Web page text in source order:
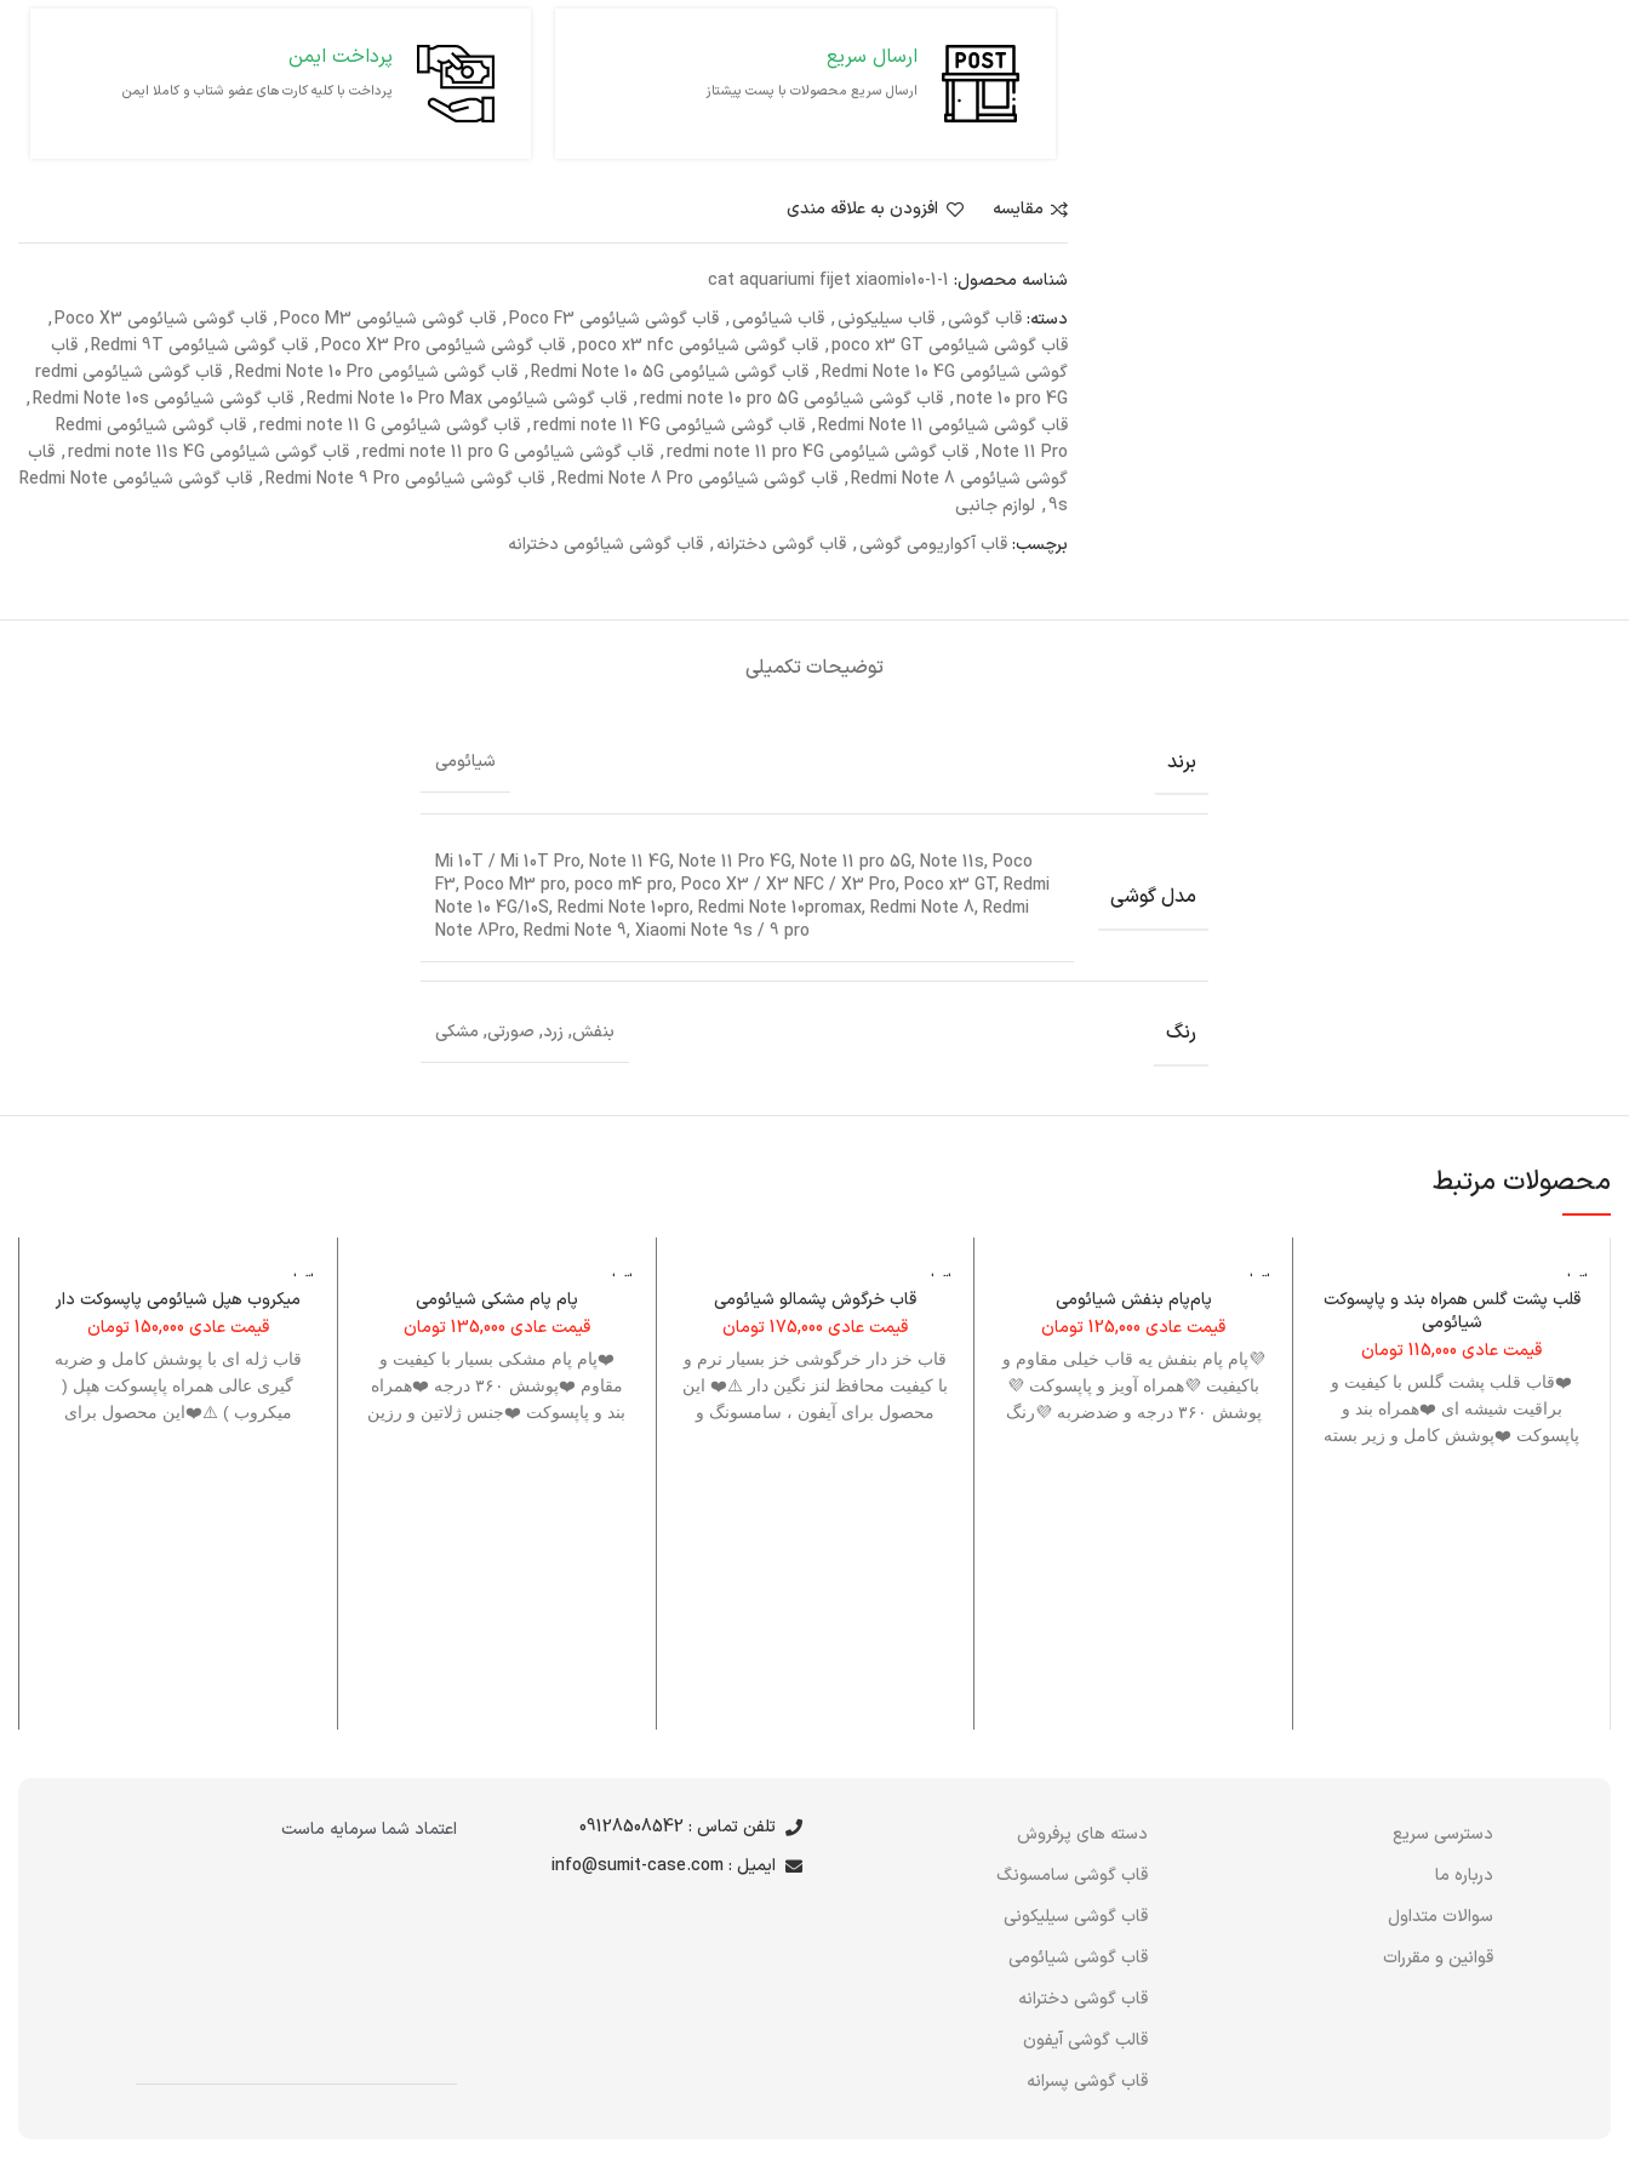
ارسال سریع
ارسال سریع محصولات با پست پیشتاز
پرداخت ایمن
پرداخت با کلیه کارت های عضو شتاب و کاملا ایمن
مقايسه افزودن به علاقه مندی
شناسه محصول: cat aquariumi fijet xiaomi010-1-1
دسته:قاب گوشی, قاب سیلیکونی, قاب شیائومی, قاب گوشی شیائومی Poco F3 , قاب گوشی شیائومی Poco M3 , قاب گوشی شیائومی Poco X3
,
قاب گوشی شیائومی poco x3 GT
, قاب گوشی شیائومی poco x3 nfc , قاب گوشی شیائومی Poco X3 Pro , قاب گوشی شیائومی Redmi 9T , قاب
گوشی شیائومی Redmi Note 10 4G
, قاب گوشی شیائومی Redmi Note 10 5G , قاب گوشی شیائومی Redmi Note 10 Pro ,
قاب گوشی شیائومی redmi
note 10 pro 4G
, قاب گوشی شیائومی redmi note 10 pro 5G , قاب گوشی شیائومی Redmi Note 10 Pro Max , قاب گوشی شیائومی Redmi Note 10s
,
قاب گوشی شیائومی Redmi Note 11
, قاب گوشی شیائومی redmi note 11 4G , قاب گوشی شیائومی redmi note 11 G ,
قاب گوشی شیائومی Redmi
Note 11 Pro
, قاب گوشی شیائومی redmi note 11 pro 4G , قاب گوشی شیائومی redmi note 11 pro G , قاب گوشی شیائومی redmi note 11s 4G , قاب
گوشی شیائومی Redmi Note 8
, قاب گوشی شیائومی Redmi Note 8 Pro , قاب گوشی شیائومی Redmi Note 9 Pro ,
قاب گوشی شیائومی Redmi Note
9s
, لوازم جانبی
برچسب:قاب آکواریومی گوشی, قاب گوشی دخترانه, قاب گوشی شیائومی دخترانه
توضیحات تکمیلی
برند شیائومی
مدل گوشي
Mi 10T / Mi 10T Pro, Note 11 4G, Note 11 Pro 4G, Note 11 pro 5G, Note 11s, Poco
F3, Poco M3 pro, poco m4 pro, Poco X3 / X3 NFC / X3 Pro, Poco x3 GT, Redmi
Note 10 4G/10S, Redmi Note 10pro, Redmi Note 10promax, Redmi Note 8, Redmi
Note 8Pro, Redmi Note 9, Xiaomi Note 9s / 9 pro
رنگ بنفش, زرد, صورتی, مشکی
محصولات مرتبط
اتمام م
وجودی
قلب پشت گلس همراه بند و پاپسوکت
شیائومی
قیمت عادی115,000تومان
❤️قاب قلب پشت گلس با کیفیت و
براقیت شیشه ای ❤️همراه بند و
پاپسوکت ❤️پوشش کامل و زیر بسته
اتمام م
پام‌پام بنفش شیائومی
قیمت عادی125,000 تومان
💜پام پام بنفش یه قاب خیلی مقاوم و
باکیفیت 💜همراه آویز و پاپسوکت 💜
پوشش ۳۶۰ درجه و ضدضربه 💜رنگ
اتمام م
وجودیقاب خرگوش پشمالو شیائومی
قیمت عادی175,000تومان
قاب خز دار خرگوشی خز بسیار نرم و
با کیفیت محافظ لنز نگین دار ⚠️❤️ این
محصول برای آیفون ، سامسونگ و
اتمام م
پام پام مشکی شیائومی
قیمت عادی135,000 تومان
❤️پام پام مشکی بسیار با کیفیت و
مقاوم ❤️پوشش ۳۶۰ درجه ❤️همراه
بند و پاپسوکت ❤️جنس ژلاتین و رزین
اتمام م
وجودی
میکروب هپل شیائومی پاپسوکت دار
قیمت عادی150,000تومان
قاب ژله ای با پوشش کامل و ضربه
گیری عالی همراه پاپسوکت هپل (
میکروب ) ⚠️❤️این محصول برای
دسترسی سریع
درباره ما
سوالات متداول
قوانین و مقررات
دسته های پرفروش
قاب گوشی سامسونگ
قاب گوشی سیلیکونی
قاب گوشی شیائومی
قاب گوشی دخترانه
قالب گوشی آیفون
قاب گوشی پسرانه
تلفن تماس : 09128508542
ایمیل : info@sumit-case.com
اعتماد شما سرمایه ماست